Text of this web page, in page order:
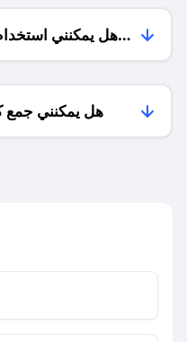
هل يمكنني
هل يمكنني جمع